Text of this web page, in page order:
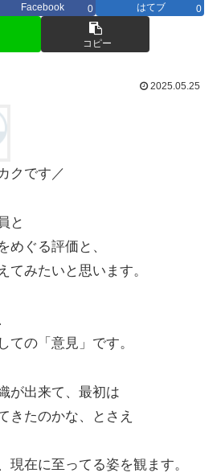
Facebook 0 はてブ 0
コピー
2025.05.25
クです／
と
めぐる評価と、
てみたいと思います。
ての「意見」です。
が出来て、最初は
きたのかな、とさえ
現在に至ってる姿を観ます。